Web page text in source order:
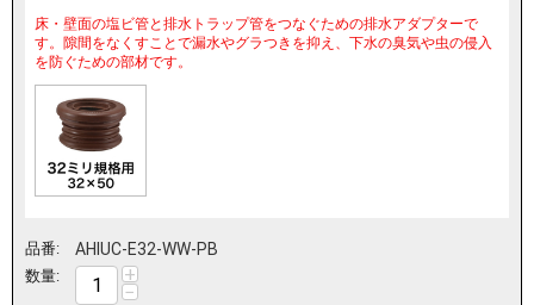
床・壁面の塩ビ管と排水トラップ管をつなぐための排水アダプターで
す。隙間をなくすことで漏水やグラつきを抑え、下水の臭気や虫の侵入
を防ぐための部材です。
品番: AHIUC-E32-WW-PB
数量: +
−